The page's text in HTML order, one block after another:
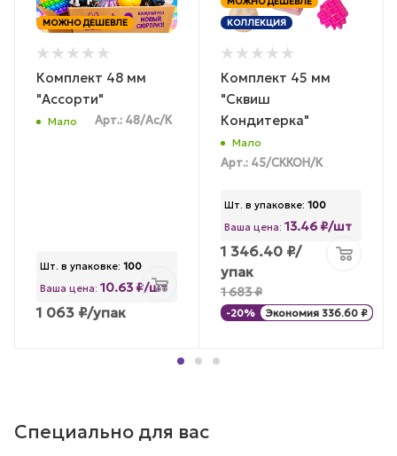
МОЖНО ДЕШЕВЛЕ
Комплект 48 мм
"Ассорти"
Мало Арт.: 48/Ас/К
Шт. в упаковке: 100
Ваша цена: 10.63 ₽/шт
1 063 ₽/упак
КОЛЛЕКЦИЯ
Комплект 45 мм
"Сквиш
Кондитерка"
Мало
Арт.: 45/СККОН/К
Шт. в упаковке: 100
Ваша цена: 13.46 ₽/шт
1 346.40 ₽/
упак
1 683₽
-20% Экономия 336.60 ₽
Специально для вас